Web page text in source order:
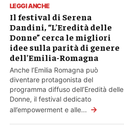
LEGGI ANCHE
Il festival di Serena
Dandini, “L’Eredità delle
Donne” cerca le migliori
idee sulla parità di genere
dell’Emilia-Romagna
Anche l’Emilia Romagna può
diventare protagonista del
programma diffuso dell’Eredità delle
Donne, il festival dedicato
all’empowerment e alle... →